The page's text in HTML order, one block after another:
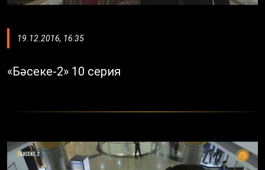
19.12.2016, 16:35
«Бәсеке-2» 10 серия